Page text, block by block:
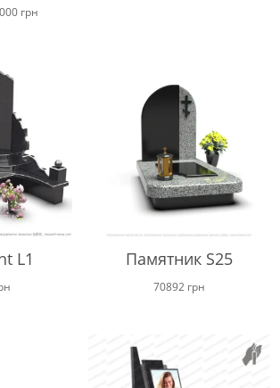
грн
L1 Памятник S25
70892 грн